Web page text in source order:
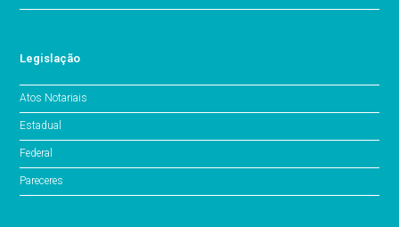
Legislação
Atos Notariais
Estadual
Federal
Pareceres